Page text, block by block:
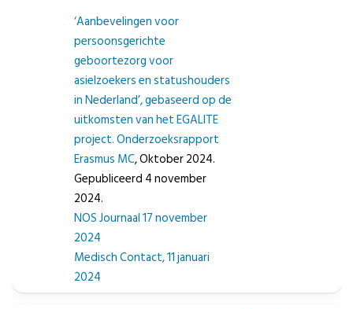
‘Aanbevelingen voor
persoonsgerichte
geboortezorg voor
asielzoekers en statushouders
in Nederland’, gebaseerd op de
uitkomsten van het EGALITE
project. Onderzoeksrapport
Erasmus MC, Oktober 2024.
Gepubliceerd 4 november
2024.
NOS Journaal 17 november
2024
Medisch Contact, 11 januari
2024